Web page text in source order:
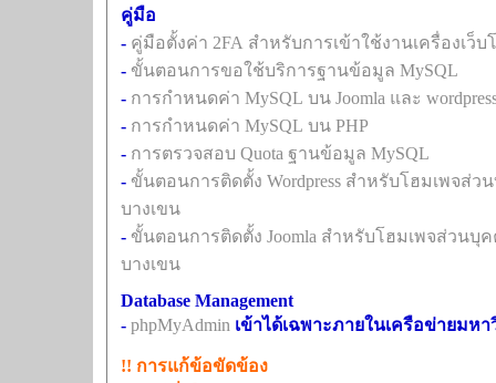
คู่มือ
- คู่มือตั้งค่า 2FA สำหรับการเข้าใช้งานเครื่องเว็
- ขั้นตอนการขอใช้บริการฐานข้อมูล MySQL
- การกำหนดค่า MySQL บน Joomla และ
- การกำหนดค่า MySQL บน PHP
- การตรวจสอบ Quota ฐานข้อมูล MySQL
- ขั้นตอนการติดตั้ง Wordpress สำหรับโฮมเพจส่วน
บางเขน
- ขั้นตอนการติดตั้ง Joomla สำหรับโฮมเพจส่วนบุค
บางเขน
Database Management
- phpMyAdmin เข้าได้เฉพาะภายในเครือข่ายมห
!! การแก้ข้อขัดข้อง